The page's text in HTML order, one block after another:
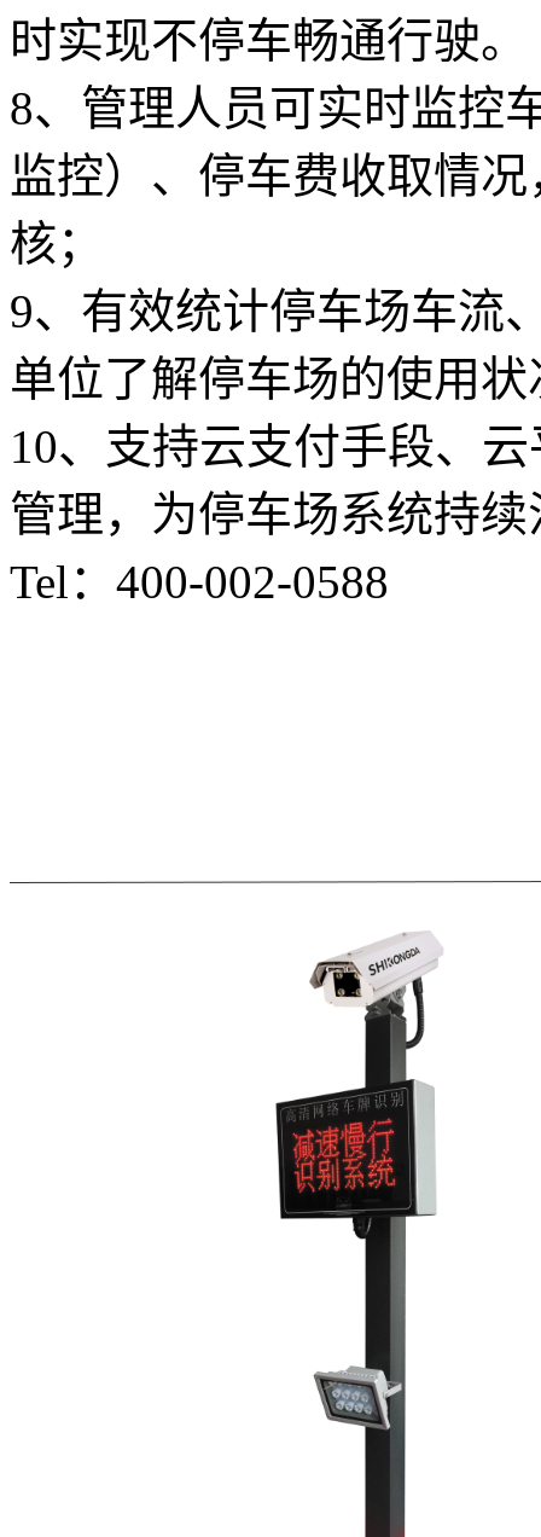
时实现不停车畅通行驶。
8、管理人员可实时监控
监控）、停车费收取情
核；
9、有效统计停车场车流
单位了解停车场的使用状
10、支持云支付手段、
管理，为停车场系统持
Tel： 400-002-0588